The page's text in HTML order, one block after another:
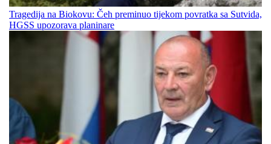
Tragedija na Biokovu: Čeh preminuo tijekom povratka sa Sutvida,
HGSS upozorava planinare